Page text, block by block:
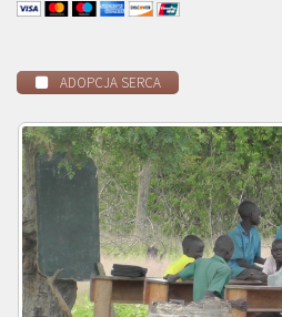
ADOPCJA SERCA